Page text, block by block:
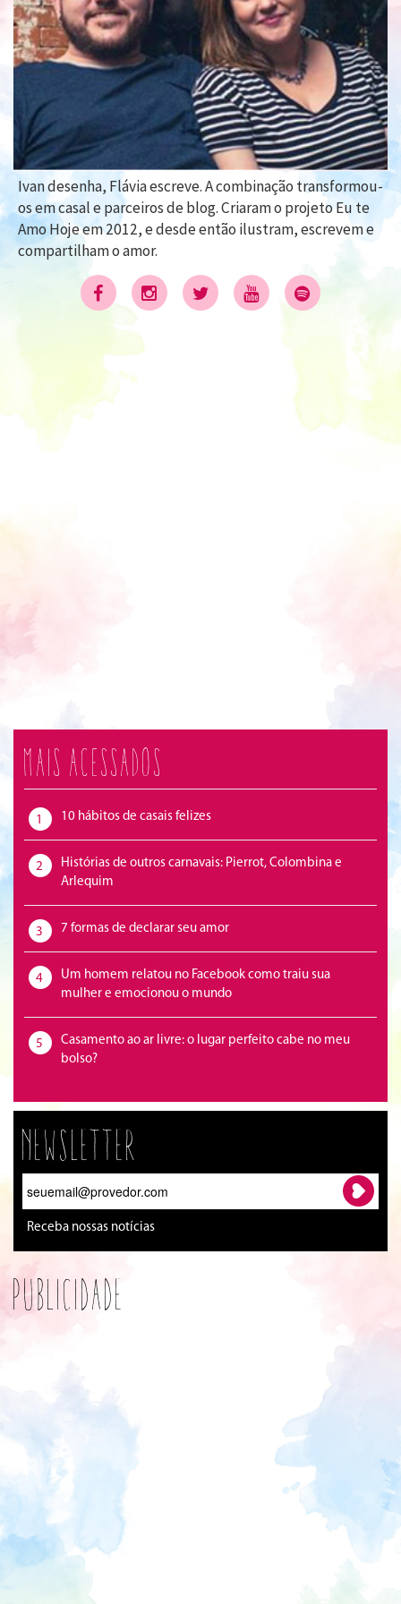
Ivan desenha, Flávia escreve. A combinação transformou-
os em casal e parceiros de blog. Criaram o projeto Eu te
Amo Hoje em 2012, e desde então ilustram, escrevem e
compartilham o amor.
Mais acessados
1 10 hábitos de casais felizes
2
Histórias de outros carnavais: Pierrot, Colombina e
Arlequim
3 7 formas de declarar seu amor
4
Um homem relatou no Facebook como traiu sua
mulher e emocionou o mundo
5
Casamento ao ar livre: o lugar perfeito cabe no meu
bolso?
Newsletter
Receba nossas notícias
Publicidade